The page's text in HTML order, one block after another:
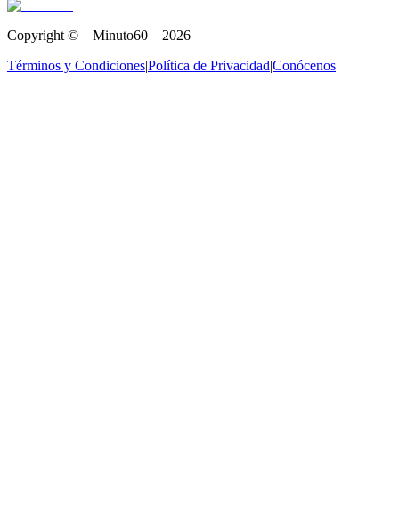
Copyright © – Minuto60 – 2026
Términos y Condiciones|Política de Privacidad|Conócenos